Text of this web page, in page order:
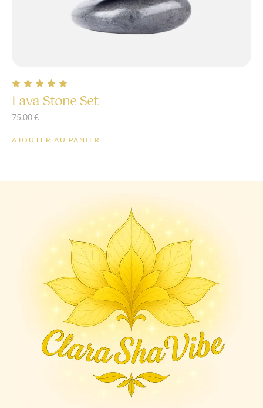
Lava Stone Set
75,00€
AJOUTER AU PANIER